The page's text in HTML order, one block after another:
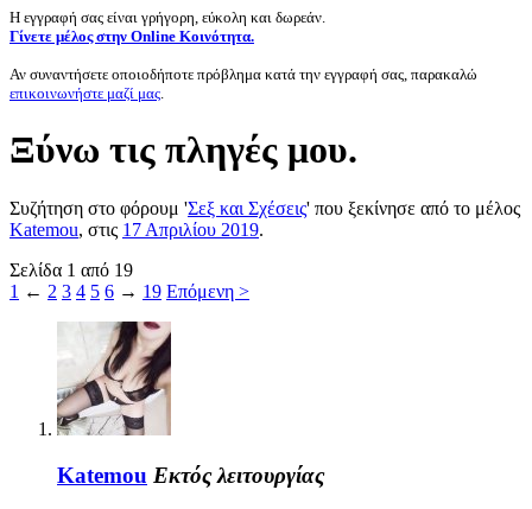
Η εγγραφή σας είναι γρήγορη, εύκολη και δωρεάν.
Γίνετε μέλος στην Online Κοινότητα.
Αν συναντήσετε οποιοδήποτε πρόβλημα κατά την εγγραφή σας, παρακαλώ
επικοινωνήστε μαζί μας.
Ξύνω τις πληγές μου.
Συζήτηση στο φόρουμ 'Σεξ και Σχέσεις' που ξεκίνησε από το μέλος
Katemou, στις 17 Απριλίου 2019.
Σελίδα 1 από 19
1 ← 2 3 4 5 6 → 19 Επόμενη >
Katemou Εκτός λειτουργίας